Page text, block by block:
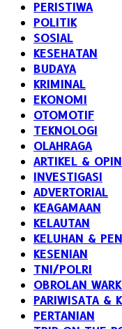
PERISTIWA
POLITIK
SOSIAL
KESEHATAN
BUDAYA
KRIMINAL
EKONOMI
OTOMOTIF
TEKNOLOGI
OLAHRAGA
ARTIKEL &
INVESTIGASI
ADVERTORIAL
KEAGAMAAN
KELAUTAN
KELUHAN &
KESENIAN
TNI/POLRI
OBROLAN
PARIWISATA &
PERTANIAN